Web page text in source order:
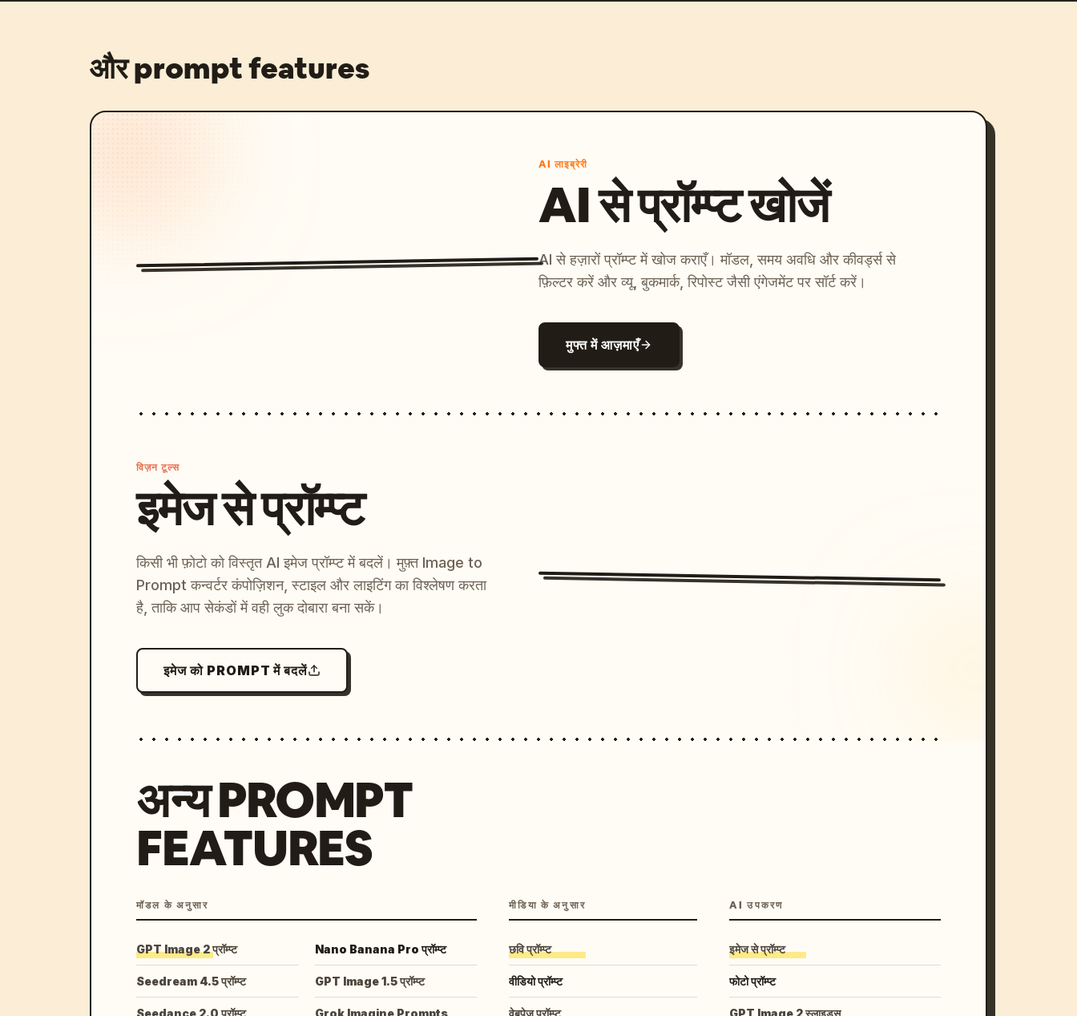
और prompt features
AI लाइब्रेरी
AI से प्रॉम्प्ट खोजें
AI से हज़ारों प्रॉम्प्ट में खोज कराएँ। मॉडल, समय अवधि और कीवर्ड्स से
फ़िल्टर करें और व्यू, बुकमार्क, रिपोस्ट जैसी एंगेजमेंट पर सॉर्ट करें।
मुफ्त में आज़माएँ
विज़न टूल्स
इमेज से प्रॉम्प्ट
किसी भी फ़ोटो को विस्तृत AI इमेज प्रॉम्प्ट में बदलें। मुफ़्त Image to
Prompt कन्वर्टर कंपोज़िशन, स्टाइल और लाइटिंग का विश्लेषण करता
है, ताकि आप सेकंडों में वही लुक दोबारा बना सकें।
इमेज को PROMPT में बदलें
अन्य PROMPT
FEATURES
मॉडल के अनुसार
GPT Image 2 प्रॉम्प्ट Nano Banana Pro प्रॉम्प्ट
Seedream 4.5 प्रॉम्प्ट GPT Image 1.5 प्रॉम्प्ट
Seedance 2.0 प्रॉम्प्ट Grok Imagine Prompts
मीडिया के अनुसार
छवि प्रॉम्प्ट
वीडियो प्रॉम्प्ट
वेबपेज प्रॉम्प्ट
AI उपकरण
इमेज से प्रॉम्प्ट
फोटो प्रॉम्प्ट
GPT Image 2 स्लाइड्स